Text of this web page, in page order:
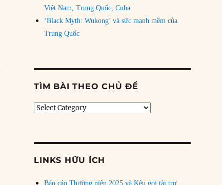
Việt Nam, Trung Quốc, Cuba
‘Black Myth: Wukong’ và sức mạnh mềm của
Trung Quốc
TÌM BÀI THEO CHỦ ĐỀ
Tìm
LINKS HỮU ÍCH
Báo cáo Thường niên 2025 và Kêu gọi tài trợ